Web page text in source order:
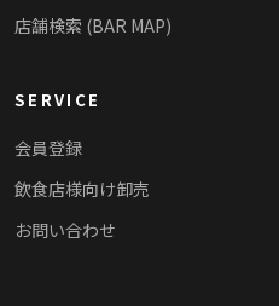
店舗検索 (BAR MAP)
SERVICE
会員登録
飲食店様向け卸売
お問い合わせ